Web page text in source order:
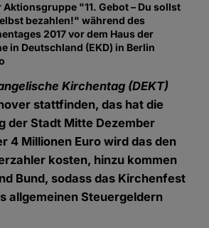
"11. Gebot – Du sollst
bezahlen!" während des
2017 vor dem Haus der
in Deutschland (EKD) in Berlin
Kirchentag (DEKT)
stattfinden, das hat die
der Stadt Mitte Dezember
4 Millionen Euro wird das den
kosten, hinzu kommen
Bund, sodass das Kirchenfest
allgemeinen Steuergeldern